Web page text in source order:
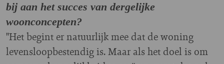
bij aan het succes van dergelijke
woonconcepten?
"Het begint er natuurlijk mee dat de woning
levensloopbestendig is. Maar als het doel is om